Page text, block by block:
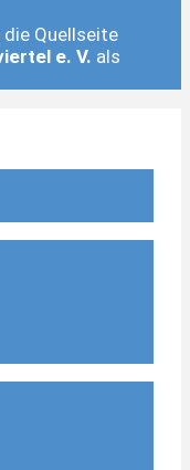
Quellseite
e. V. als